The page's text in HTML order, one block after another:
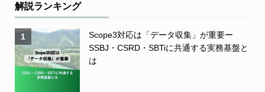
解説ランキング
1
Scope3対応は「データ収集」が重要ー
SSBJ・CSRD・SBTiに共通する実務基盤と
は